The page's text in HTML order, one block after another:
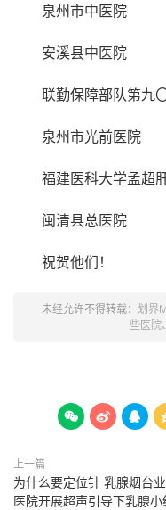
泉州市中医院
安溪县中医院
联勤保障部队第九
泉州市光前医院
福建医科大学孟超
闽清县总医院
祝贺他们！
未经允许不得转载： 划界
些医院
  
上一篇
为什么要定位针 乳腺烟台
医院开展超声引导下乳腺小